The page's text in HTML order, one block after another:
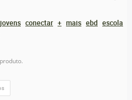
jovens conectar + mais ebd escola